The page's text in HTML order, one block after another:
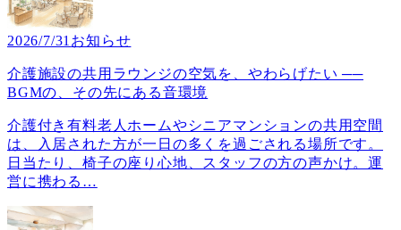
2026/7/31 お知らせ
介護施設の共用ラウンジの空気を、やわらげたい ──
BGMの、その先にある音環境
介護付き有料老人ホームやシニアマンションの共用空間
は、入居された方が一日の多くを過ごされる場所です。
日当たり、椅子の座り心地、スタッフの方の声かけ。運
営に携わる …